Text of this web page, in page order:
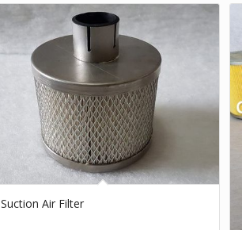
Suction Air Filter